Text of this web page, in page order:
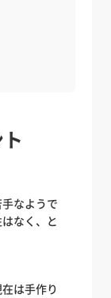
なようで
なく、と
は手作り